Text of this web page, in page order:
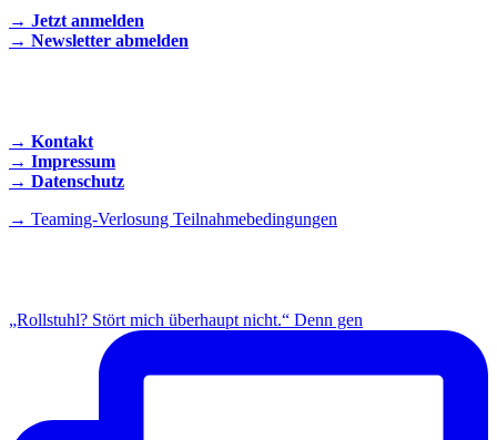
→ Jetzt anmelden
→ Newsletter abmelden
→ Kontakt
→ Impressum
→ Datenschutz
→ Teaming-Verlosung Teilnahmebedingungen
„Rollstuhl? Stört mich überhaupt nicht.“ Denn gen